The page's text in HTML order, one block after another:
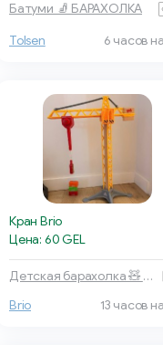
Батуми 🧦 БАРАХОЛКА
Tolsen 6 часов
Кран Brio
Цена: 60 GEL
Детская барахолка 🧸 Тбилиси
Brio
13 часов